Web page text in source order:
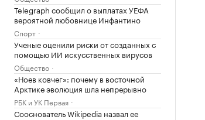
Telegraph сообщил о выплатах УЕФА
вероятной любовнице Инфантино
Спорт
Ученые оценили риски от созданных с
помощью ИИ искусственных вирусов
Общество
«Ноев ковчег»: почему в восточной
Арктике эволюция шла непрерывно
РБК и УК Первая
Сооснователь Wikipedia назвал ее